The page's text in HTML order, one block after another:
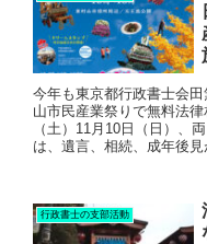
今年も東京都行政書士会
山市民産業祭りで無料法
（土）11月10日（日）、
は、遺言、相続、成年後
行政書士の支部活動